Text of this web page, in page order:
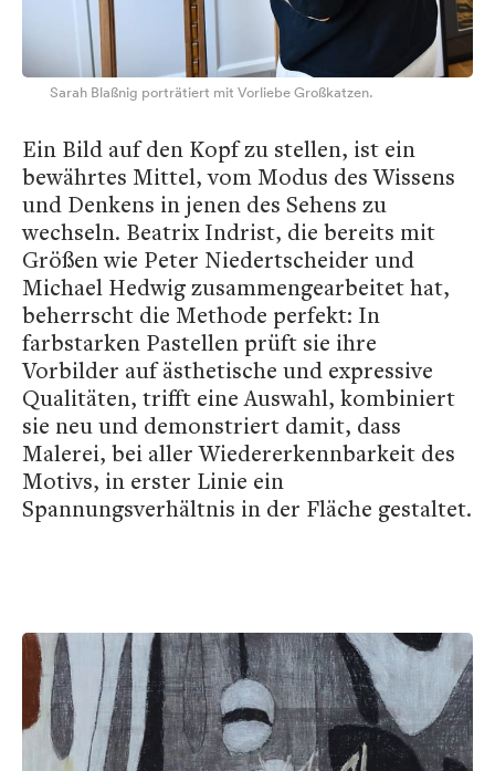
Sarah Blaßnig porträtiert mit Vorliebe Großkatzen.
Ein Bild auf den Kopf zu stellen, ist ein
bewährtes Mittel, vom Modus des Wissens
und Denkens in jenen des Sehens zu
wechseln. Beatrix Indrist, die bereits mit
Größen wie Peter Niedertscheider und
Michael Hedwig zusammengearbeitet hat,
beherrscht die Methode perfekt: In
farbstarken Pastellen prüft sie ihre
Vorbilder auf ästhetische und expressive
Qualitäten, trifft eine Auswahl, kombiniert
sie neu und demonstriert damit, dass
Malerei, bei aller Wiedererkennbarkeit des
Motivs, in erster Linie ein
Spannungsverhältnis in der Fläche gestaltet.